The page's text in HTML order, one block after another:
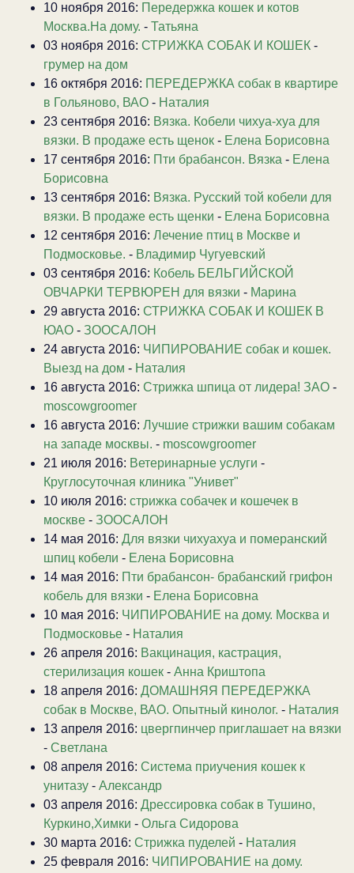
10 ноября 2016: Передержка кошек и котов
Москва.На дому. - Татьяна
03 ноября 2016: СТРИЖКА СОБАК И КОШЕК -
грумер на дом
16 октября 2016: ПЕРЕДЕРЖКА собак в квартире
в Гольяново, ВАО - Наталия
23 сентября 2016: Вязка. Кобели чихуа-хуа для
вязки. В продаже есть щенок - Елена Борисовна
17 сентября 2016: Пти брабансон. Вязка - Елена
Борисовна
13 сентября 2016: Вязка. Русский той кобели для
вязки. В продаже есть щенки - Елена Борисовна
12 сентября 2016: Лечение птиц в Москве и
Подмосковье. - Владимир Чугуевский
03 сентября 2016: Кобель БЕЛЬГИЙСКОЙ
ОВЧАРКИ ТЕРВЮРЕН для вязки - Марина
29 августа 2016: СТРИЖКА СОБАК И КОШЕК В
ЮАО - ЗООСАЛОН
24 августа 2016: ЧИПИРОВАНИЕ собак и кошек.
Выезд на дом - Наталия
16 августа 2016: Стрижка шпица от лидера! ЗАО -
moscowgroomer
16 августа 2016: Лучшие стрижки вашим собакам
на западе москвы. - moscowgroomer
21 июля 2016: Ветеринарные услуги -
Круглосуточная клиника "Унивет"
10 июля 2016: стрижка собачек и кошечек в
москве - ЗООСАЛОН
14 мая 2016: Для вязки чихуахуа и померанский
шпиц кобели - Елена Борисовна
14 мая 2016: Пти брабансон- брабанский грифон
кобель для вязки - Елена Борисовна
10 мая 2016: ЧИПИРОВАНИЕ на дому. Москва и
Подмосковье - Наталия
26 апреля 2016: Вакцинация, кастрация,
стерилизация кошек - Анна Криштопа
18 апреля 2016: ДОМАШНЯЯ ПЕРЕДЕРЖКА
собак в Москве, ВАО. Опытный кинолог. - Наталия
13 апреля 2016: цвергпинчер приглашает на вязки
- Светлана
08 апреля 2016: Система приучения кошек к
унитазу - Александр
03 апреля 2016: Дрессировка собак в Тушино,
Куркино,Химки - Ольга Сидорова
30 марта 2016: Стрижка пуделей - Наталия
25 февраля 2016: ЧИПИРОВАНИЕ на дому.